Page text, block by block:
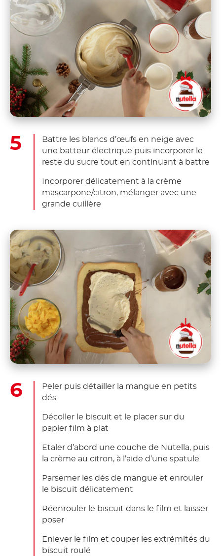
Battre les blancs d’œufs en neige avec
une batteur électrique puis incorporer le
reste du sucre tout en continuant à battre
Incorporer délicatement à la crème
mascarpone/citron, mélanger avec une
grande cuillère
Peler puis détailler la mangue en petits
dés
Décoller le biscuit et le placer sur du
papier film à plat
Etaler d’abord une couche de Nutella, puis
la crème au citron, à l’aide d’une spatule
Parsemer les dés de mangue et enrouler
le biscuit délicatement
Réenrouler le biscuit dans le film et laisser
poser
Enlever le film et couper les extrémités du
biscuit roulé